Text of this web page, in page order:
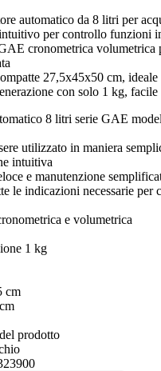
automatico da 8 litri per
per controllo funzioni
cronometrica volumetrica
27,5x45x50 cm,
con solo 1 kg,
8 litri serie GAE
utilizzato in maniera
intuitiva
e manutenzione
le indicazioni necessarie per
e volumetrica
1 kg
cm
prodotto